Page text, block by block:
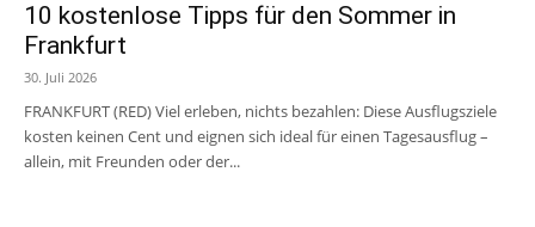
10 kostenlose Tipps für den Sommer in
Frankfurt
30. Juli 2026
FRANKFURT (RED) Viel erleben, nichts bezahlen: Diese Ausflugsziele
kosten keinen Cent und eignen sich ideal für einen Tagesausflug –
allein, mit Freunden oder der...